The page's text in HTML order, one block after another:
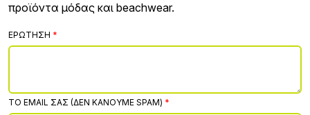
προϊόντα μόδας και beachwear.
ΕΡΏΤΗΣΗ
ΤΟ EMAIL ΣΑΣ (ΔΕΝ ΚΆΝΟΥΜΕ SPAM)